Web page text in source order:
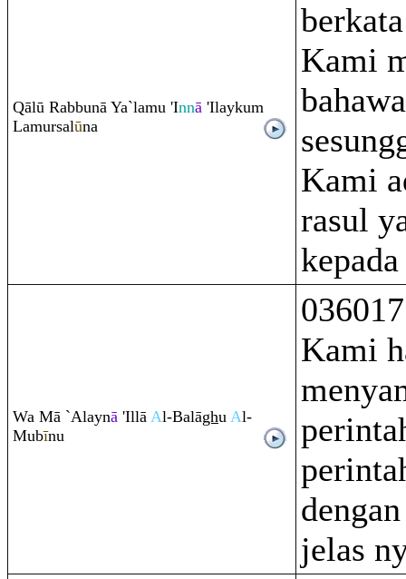
Qālū Rabbunā Ya`lamu 'Innā 'Ilaykum
Lamursalūna
Kami
bahawa
Kami
rasul
Wa Mā `Alaynā 'Illā Al-Balāghu Al-
Mubīnu
Kami
jelas